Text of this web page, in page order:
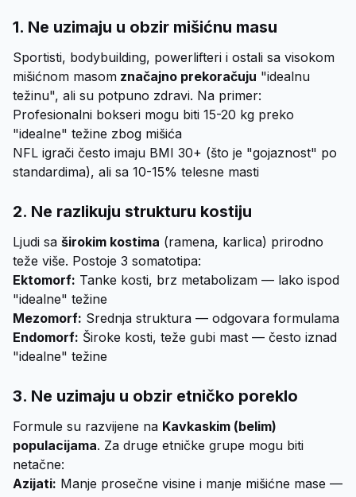
1. Ne uzimaju u obzir mišićnu masu
Sportisti, bodybuilding, powerlifteri i ostali sa visokom
mišićnom masom značajno prekoračuju "idealnu
težinu", ali su potpuno zdravi. Na primer:
Profesionalni bokseri mogu biti 15-20 kg preko
"idealne" težine zbog mišića
NFL igrači često imaju BMI 30+ (što je "gojaznost" po
standardima), ali sa 10-15% telesne masti
2. Ne razlikuju strukturu kostiju
Ljudi sa širokim kostima (ramena, karlica) prirodno
teže više. Postoje 3 somatotipa:
Ektomorf: Tanke kosti, brz metabolizam — lako ispod
"idealne" težine
Mezomorf: Srednja struktura — odgovara formulama
Endomorf: Široke kosti, teže gubi mast — često iznad
"idealne" težine
3. Ne uzimaju u obzir etničko poreklo
Formule su razvijene na Kavkaskim (belim)
populacijama. Za druge etničke grupe mogu biti
netačne:
Azijati: Manje prosečne visine i manje mišićne mase —